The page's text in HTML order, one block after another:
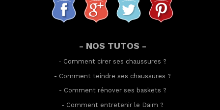
- NOS TUTOS -
- Comment cirer ses chaussures ?
- Comment teindre ses chaussures ?
- Comment rénover ses baskets ?
- Comment entretenir le Daim ?